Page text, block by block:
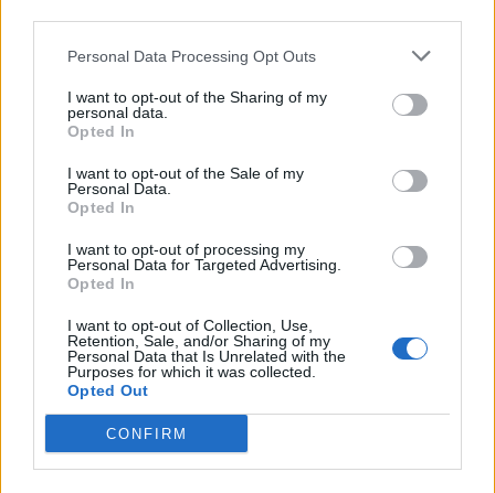
Personal Data Processing Opt Outs
I want to opt-out of the Sharing of my
personal data.
Opted In
I want to opt-out of the Sale of my
Personal Data.
Opted In
I want to opt-out of processing my
Personal Data for Targeted Advertising.
Opted In
I want to opt-out of Collection, Use,
Retention, Sale, and/or Sharing of my
Personal Data that Is Unrelated with the
Purposes for which it was collected.
Opted Out
CONFIRM
2026. július 14., kedd
A székelyföldi megyéket is érinti
az újabb viharriasztás